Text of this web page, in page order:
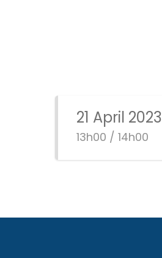
21 April 2023
13h00 / 14h00